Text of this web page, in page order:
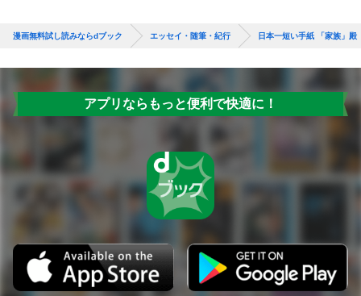
漫画無料試し読みならdブック エッセイ・随筆・紀行 日本一短い手紙 「家族」
アプリならもっと便利で快適に！